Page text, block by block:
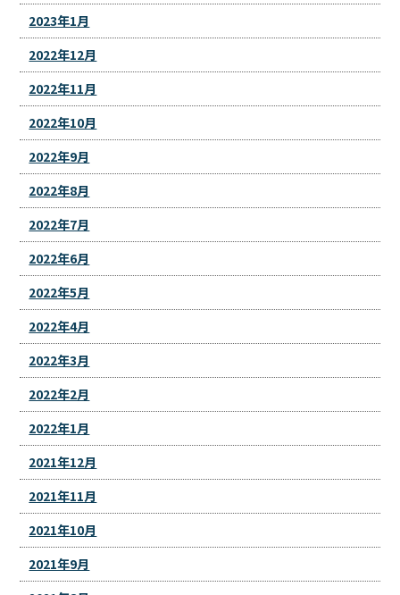
2023年1月
2022年12月
2022年11月
2022年10月
2022年9月
2022年8月
2022年7月
2022年6月
2022年5月
2022年4月
2022年3月
2022年2月
2022年1月
2021年12月
2021年11月
2021年10月
2021年9月